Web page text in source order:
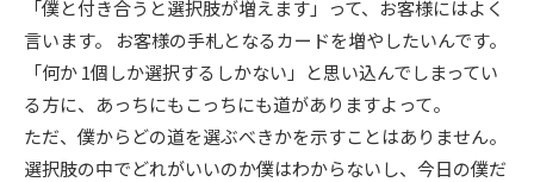
「僕と付き合うと選択肢が増えます」って、お客様にはよく
言います。 お客様の手札となるカードを増やしたいんです。
「何か 1個しか選択するしかない」と思い込んでしまってい
る方に、あっちにもこっちにも道がありますよって。
ただ、僕からどの道を選ぶべきかを示すことはありません。
選択肢の中でどれがいいのか僕はわからないし、今日の僕だ